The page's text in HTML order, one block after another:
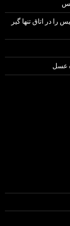
در اتاق تنها گیر